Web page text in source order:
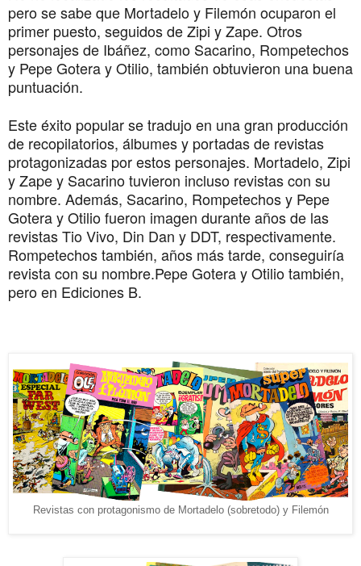
pero se sabe que Mortadelo y Filemón ocuparon el
primer puesto, seguidos de Zipi y Zape. Otros
personajes de Ibáñez, como Sacarino, Rompetechos
y Pepe Gotera y Otilio, también obtuvieron una buena
puntuación.
Este éxito popular se tradujo en una gran producción
de recopilatorios, álbumes y portadas de revistas
protagonizadas por estos personajes. Mortadelo, Zipi
y Zape y Sacarino tuvieron incluso revistas con su
nombre. Además, Sacarino, Rompetechos y Pepe
Gotera y Otilio fueron imagen durante años de las
revistas Tio Vivo, Din Dan y DDT, respectivamente.
Rompetechos también, años más tarde, conseguiría
revista con su nombre.Pepe Gotera y Otilio también,
pero en Ediciones B.
Revistas con protagonismo de Mortadelo (sobretodo) y Filemón